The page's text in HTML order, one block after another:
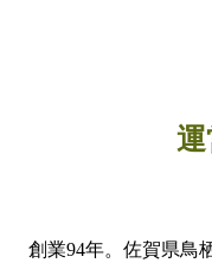
創業94年。佐賀県鳥